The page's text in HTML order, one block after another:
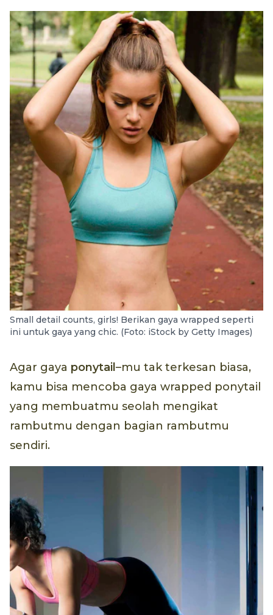
Small detail counts, girls! Berikan gaya wrapped seperti
ini untuk gaya yang chic. (Foto: iStock by Getty Images)
Agar gaya ponytail­ –mu tak terkesan biasa,
kamu bisa mencoba gaya wrapped ponytail
yang membuatmu seolah mengikat
rambutmu dengan bagian rambutmu
sendiri.